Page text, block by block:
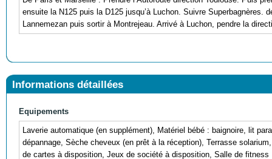
ensuite la N125 puis la D125 jusqu’à Luchon. Suivre Superbagnères.
Lannemezan puis sortir à Montrejeau. Arrivé à Luchon, pendre la
Informations détaillées
Equipements
Laverie automatique (en supplément), Matériel bébé : baignoire, lit
dépannage, Sèche cheveux (en prêt à la réception), Terrasse
de cartes à disposition, Jeux de société à disposition, Salle de